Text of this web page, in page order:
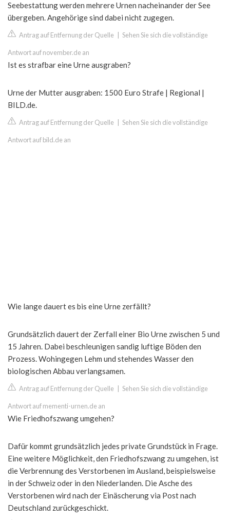
Seebestattung werden mehrere Urnen nacheinander der See
übergeben. Angehörige sind dabei nicht zugegen.
Antrag auf Entfernung der Quelle Sehen Sie sich die vollständige
Antwort auf november.de an
Ist es strafbar eine Urne ausgraben?
Urne der Mutter ausgraben: 1500 Euro Strafe | Regional |
BILD.de.
Antrag auf Entfernung der Quelle Sehen Sie sich die vollständige
Antwort auf bild.de an
Wie lange dauert es bis eine Urne zerfällt?
Grundsätzlich dauert der Zerfall einer Bio Urne zwischen 5 und
15 Jahren. Dabei beschleunigen sandig luftige Böden den
Prozess. Wohingegen Lehm und stehendes Wasser den
biologischen Abbau verlangsamen.
Antrag auf Entfernung der Quelle Sehen Sie sich die vollständige
Antwort auf mementi-urnen.de an
Wie Friedhofszwang umgehen?
Dafür kommt grundsätzlich jedes private Grundstück in Frage.
Eine weitere Möglichkeit, den Friedhofszwang zu umgehen, ist
die Verbrennung des Verstorbenen im Ausland, beispielsweise
in der Schweiz oder in den Niederlanden. Die Asche des
Verstorbenen wird nach der Einäscherung via Post nach
Deutschland zurückgeschickt.